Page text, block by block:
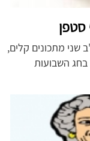
שני מתכונים קלים,
בחג השבועות